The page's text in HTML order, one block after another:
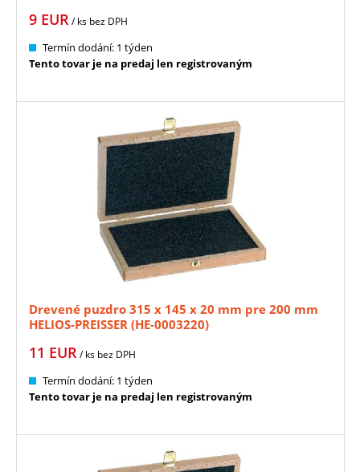
9 EUR / ks bez DPH
Termín dodání: 1 týden
Tento tovar je na predaj len registrovaným
Drevené puzdro 315 x 145 x 20 mm pre 200 mm
HELIOS-PREISSER (HE-0003220)
11 EUR/ ks bez DPH
Termín dodání: 1 týden
Tento tovar je na predaj len registrovaným